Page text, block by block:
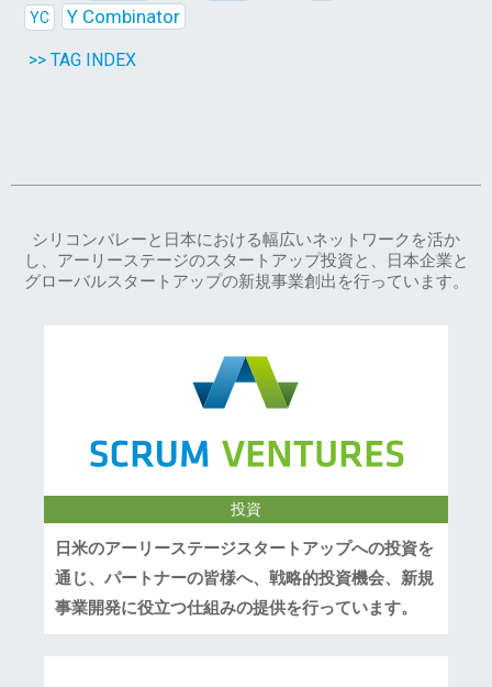
YC Y Combinator
>> TAG INDEX
シリコンバレーと日本における幅広いネットワークを活か
し、アーリーステージのスタートアップ投資と、日本企業と
グローバルスタートアップの新規事業創出を行っています。
投資
日米のアーリーステージスタートアップへの投資を
通じ、パートナーの皆様へ、戦略的投資機会、新規
事業開発に役立つ仕組みの提供を行っています。